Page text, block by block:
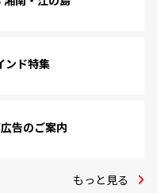
ンド特集
告のご案内
もっと見る